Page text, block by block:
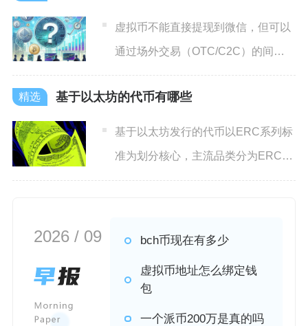
虚拟币不能直接提现到微信，但可以
通过场外交易（OTC/C2C）的间接
方式，将虚拟币兑换成人
基于以太坊的代币有哪些
基于以太坊发行的代币以ERC系列标
准为划分核心，主流品类分为ERC20
同质化通用代币、ER
2026 / 09 bch币现在有多少
虚拟币地址怎么绑定钱
包
一个派币200万是真的吗